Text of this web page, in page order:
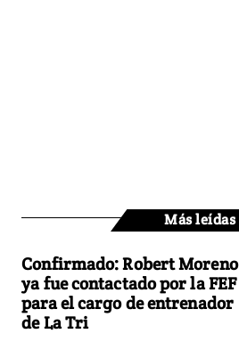
Más leídas
Confirmado: Robert Moreno
ya fue contactado por la FEF
para el cargo de entrenador
de La Tri